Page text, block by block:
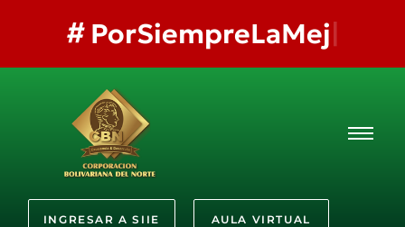
#PorSiempreLaMejor
INGRESAR A SIIE AULA VIRTUAL